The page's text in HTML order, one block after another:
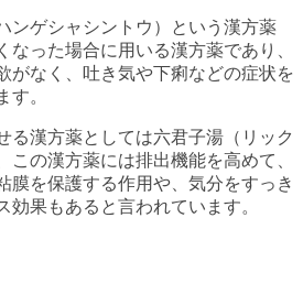
ンゲシャシントウ）という漢方薬
なった場合に用いる漢方薬であり、
がなく、吐き気や下痢などの症状を
す。
る漢方薬としては六君子湯（リック
この漢方薬には排出機能を高めて、
膜を保護する作用や、気分をすっき
効果もあると言われています。